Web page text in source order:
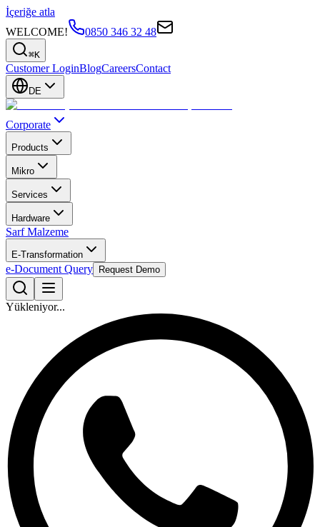
İçeriğe atla
WELCOME!
0850 346 32 48
⌘K
Customer LoginBlogCareersContact
DE
Corporate
Products
Mikro
Services
Hardware
Sarf Malzeme
E-Transformation
e-Document Query Request Demo
Yükleniyor...